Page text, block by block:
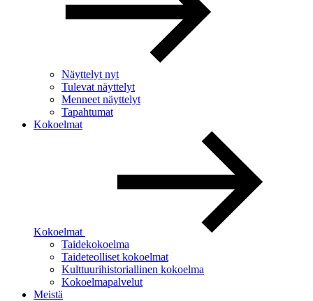
Näyttelyt nyt
Tulevat näyttelyt
Menneet näyttelyt
Tapahtumat
Kokoelmat
Kokoelmat
Taidekokoelma
Taideteolliset kokoelmat
Kulttuurihistoriallinen kokoelma
Kokoelmapalvelut
Meistä